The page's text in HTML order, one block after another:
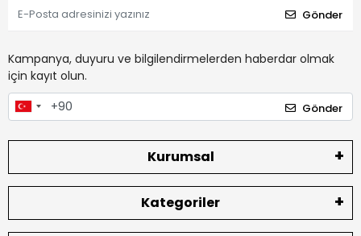
Gönder
Kampanya, duyuru ve bilgilendirmelerden haberdar olmak
için kayıt olun.
Gönder
Kurumsal
Kategoriler